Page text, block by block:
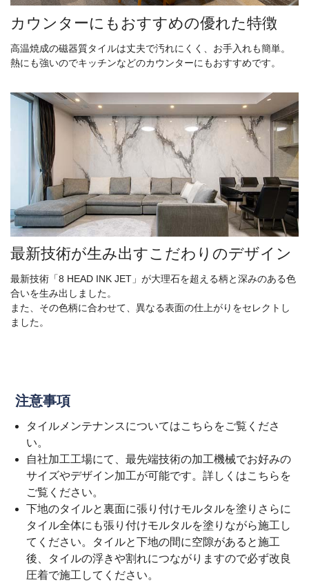
カウンターにもおすすめの優れた特徴
高温焼成の磁器質タイルは丈夫で汚れにくく、お手入れも簡単。
熱にも強いのでキッチンなどのカウンターにもおすすめです。
最新技術が生み出すこだわりのデザイン
最新技術「8 HEAD INK JET」が大理石を超える柄と深みのある色
合いを生み出しました。
また、その色柄に合わせて、異なる表面の仕上がりをセレクトし
ました。
注意事項
タイルメンテナンスについてはこちら をご覧くださ
い。
自社加工工場にて、最先端技術の加工機械でお好みの
サイズやデザイン加工が可能です。詳しくはこちら を
ご覧ください。
下地のタイルと裏面に張り付けモルタルを塗りさらに
タイル全体にも張り付けモルタルを塗りながら施工し
てください。タイルと下地の間に空隙があると施工
後、タイルの浮きや割れにつながりますので必ず改良
圧着で施工してください。